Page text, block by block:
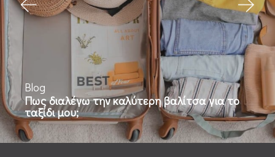
Μετατρέψτε το υπνοδωμάτιό σας σε ένα
ζεστό καταφύγιο με την χειμερινή συλλογή
«Artisti Italiani Bedding Collection»